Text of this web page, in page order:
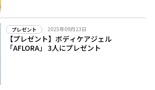
プレゼント 2025年09月23日
【プレゼント】ボディケアジェル
「AFLORA」 3人にプレゼント